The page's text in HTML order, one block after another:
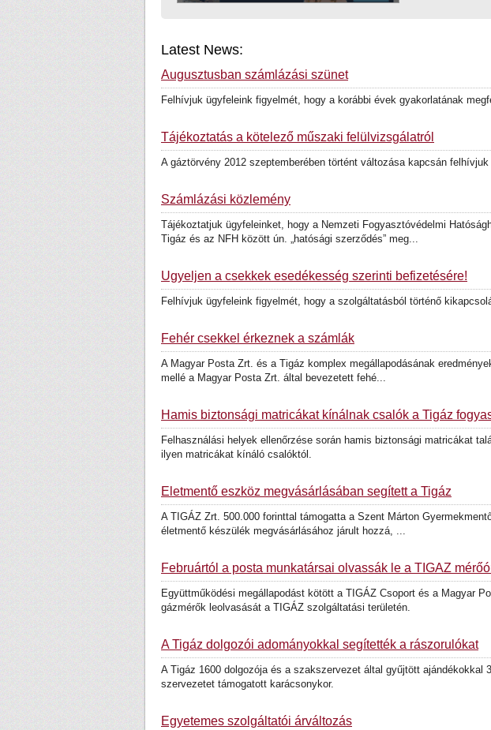
Latest News:
Augusztusban számlázási szünet
Felhívjuk ügyfeleink figyelmét, hogy a korábbi évek gyakorlatának
Tájékoztatás a kötelező műszaki felülvizsgálatról
A gáztörvény 2012 szeptemberében történt változása kapcsán
Számlázási közlemény
Tájékoztatjuk ügyfeleinket, hogy a Nemzeti Fogyasztóvédelmi
Tigáz és az NFH között ún. „hatósági szerződés” meg...
Ügyeljen a csekkek esedékesség szerinti befizetésére!
Felhívjuk ügyfeleink figyelmét, hogy a szolgáltatásból történő
Fehér csekkel érkeznek a számlák
A Magyar Posta Zrt. és a Tigáz komplex megállapodásának
mellé a Magyar Posta Zrt. által bevezetett fehé...
Hamis biztonsági matricákat kínálnak csalók a Tigáz
Felhasználási helyek ellenőrzése során hamis biztonsági matricákat
ilyen matricákat kínáló csalóktól.
Életmentő eszköz megvásárlásában segített a Tigáz
A TIGÁZ Zrt. 500.000 forinttal támogatta a Szent Márton
életmentő készülék megvásárlásához járult hozzá, ...
Februártól a posta munkatársai olvassák le a TIGÁZ
Együttműködési megállapodást kötött a TIGÁZ Csoport és a Magyar
gázmérők leolvasását a TIGÁZ szolgáltatási területén.
A Tigáz dolgozói adományokkal segítették a rászorulókat
A Tigáz 1600 dolgozója és a szakszervezet által gyűjtött
szervezetet támogatott karácsonykor.
Egyetemes szolgáltatói árváltozás